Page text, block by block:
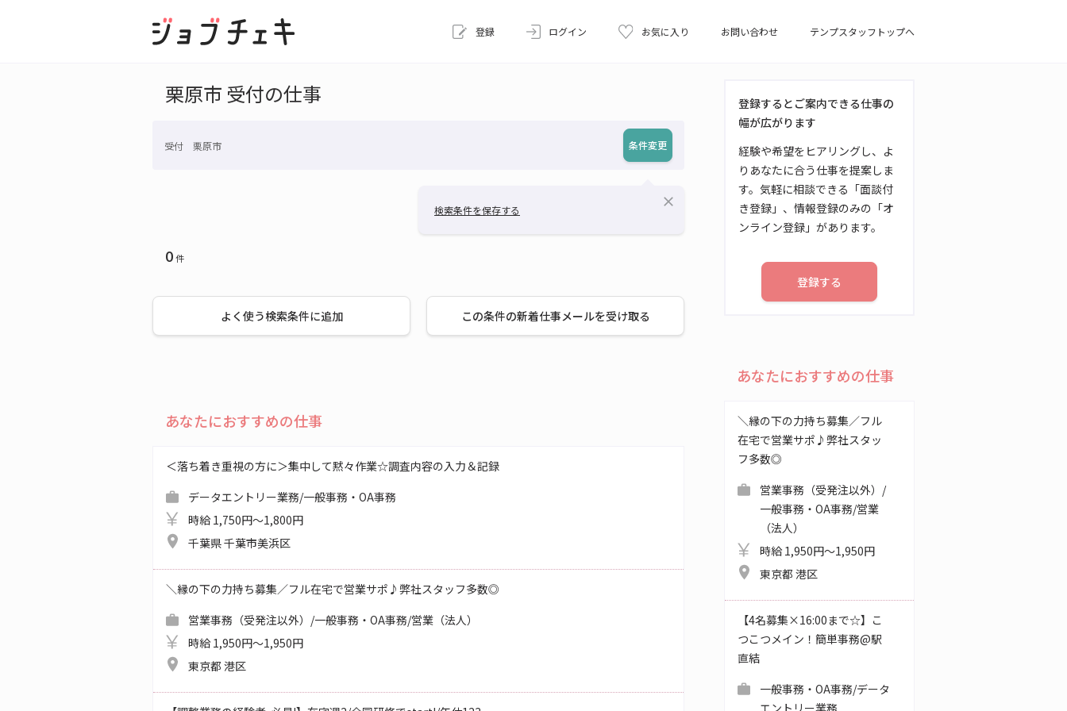
登録 ログイン お気に入り お問い合わせ テンプスタッフトップへ
栗原市 受付の仕事
受付 栗原市 条件変更
検索条件を保存する
close
0件
よく使う検索条件に追加 この条件の新着仕事メールを受け取る
あなたにおすすめの仕事
＜落ち着き重視の方に＞集中して黙々作業☆調査内容の入力＆記録
データエントリー業務/一般事務・OA事務
時給 1,750円～1,800円
千葉県 千葉市美浜区
＼縁の下の力持ち募集／フル在宅で営業サポ♪弊社スタッフ多数◎
営業事務（受発注以外）/一般事務・OA事務/営業（法人）
時給 1,950円～1,950円
東京都 港区
登録するとご案内できる仕事の
幅が広がります
経験や希望をヒアリングし、よ
りあなたに合う仕事を提案しま
す。気軽に相談できる「面談付
き登録」、情報登録のみの「オ
ンライン登録」があります。
登録する
あなたにおすすめの仕事
＼縁の下の力持ち募集／フル
在宅で営業サポ♪弊社スタッ
フ多数◎
営業事務（受発注以外）/
一般事務・OA事務/営業
（法人）
時給 1,950円～1,950円
東京都 港区
【4名募集×16:00まで☆】こ
つこつメイン！簡単事務@駅
直結
一般事務・OA事務/データ
エントリー業務